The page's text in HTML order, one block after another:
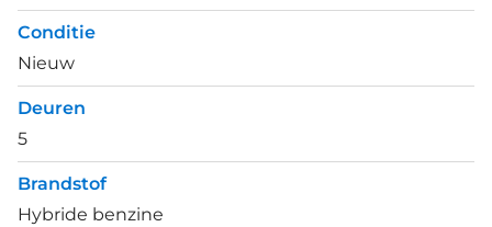
Conditie
Nieuw
Deuren
5
Brandstof
Hybride benzine